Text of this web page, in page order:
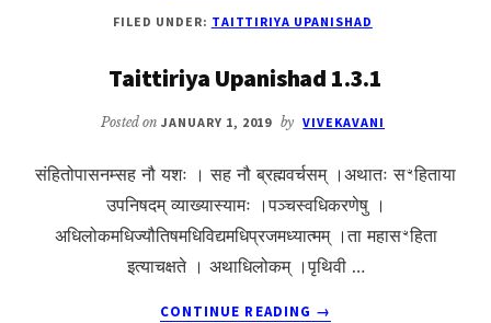
UPANISHAD
FILED UNDER: TAITTIRIYA UPANISHAD
Taittiriya Upanishad 1.3.1
Posted on JANUARY 1, 2019 by VIVEKAVANI
संहितोपासनम्सह नौ यशः । सह नौ ब्रह्मवर्चसम् ।अथातः सꣳहिताया
उपनिषदम् व्याख्यास्यामः ।पञ्चस्वधिकरणेषु ।
अधिलोकमधिज्यौतिषमधिविद्यमधिप्रजमध्यात्मम् ।ता महासꣳहिता
इत्याचक्षते । अथाधिलोकम् ।पृथिवी …
CONTINUE READING
ABOUT
→